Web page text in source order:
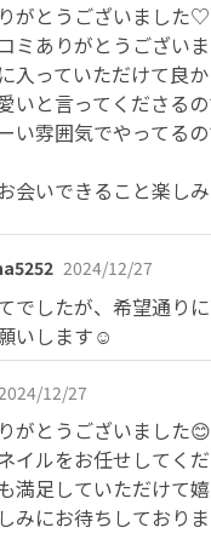
がとうございました♡
ミありがとうござい
入っていただけて良
いと言ってくださる
い雰囲気でやってる
会いできること楽し
2024/12/27
でしたが、希望通り
いします︎☺︎
12/27
がとうございました
イルをお任せしてく
満足していただけて
みにお待ちしており